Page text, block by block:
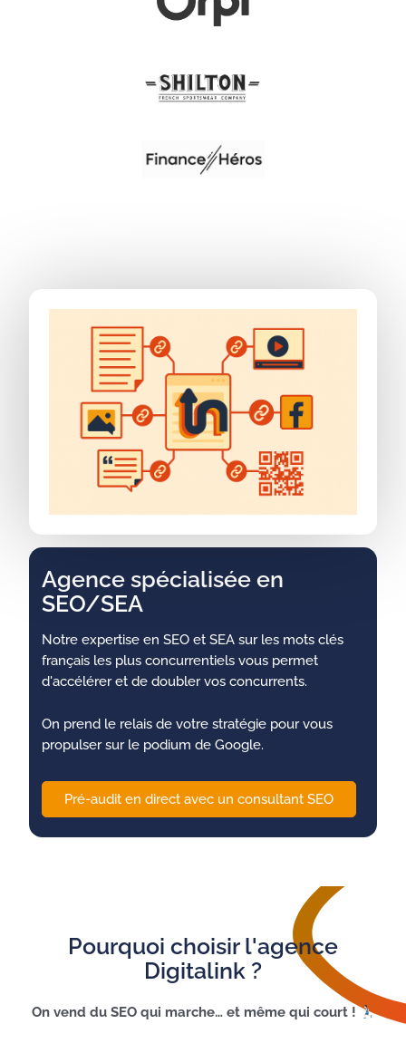
Agence spécialisée en
SEO/SEA
Notre expertise en SEO et SEA sur les mots clés
français les plus concurrentiels vous permet
d'accélérer et de doubler vos concurrents.
On prend le relais de votre stratégie pour vous
propulser sur le podium de Google.
Pré-audit en direct avec un consultant SEO
Pourquoi choisir l'agence
Digitalink ?
On vend du SEO qui marche… et même qui court !